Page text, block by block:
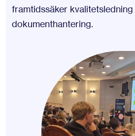
framtidssäker kvalitetsledning
dokumenthantering.